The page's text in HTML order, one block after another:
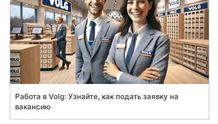
Работа в Volg: Узнайте, как подать заявку на
вакансию